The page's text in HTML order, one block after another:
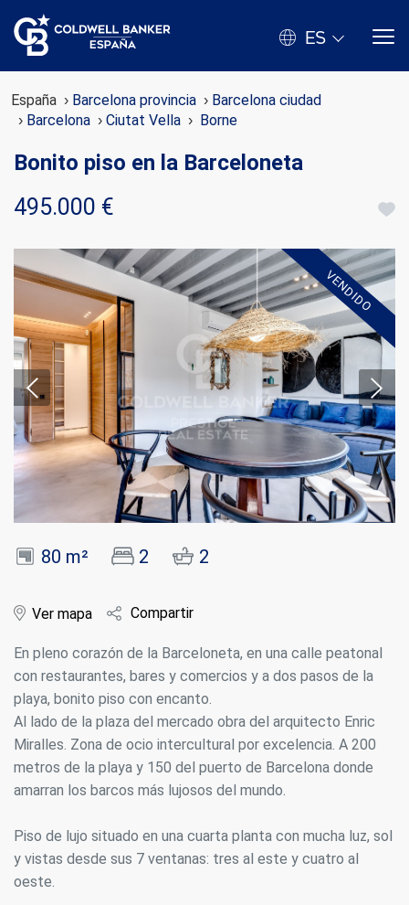
ES
España Barcelona provincia
Barcelona ciudad
Barcelona
Ciutat Vella Borne
Bonito piso en la Barceloneta
495.000 €
VENDIDO
80 m² 2 2
Ver mapa Compartir
En pleno corazón de la Barceloneta, en una calle peatonal
con restaurantes, bares y comercios y a dos pasos de la
playa, bonito piso con encanto.
Al lado de la plaza del mercado obra del arquitecto Enric
Miralles. Zona de ocio intercultural por excelencia. A 200
metros de la playa y 150 del puerto de Barcelona donde
amarran los barcos más lujosos del mundo.
Piso de lujo situado en una cuarta planta con mucha luz, sol
y vistas desde sus 7 ventanas: tres al este y cuatro al
oeste.